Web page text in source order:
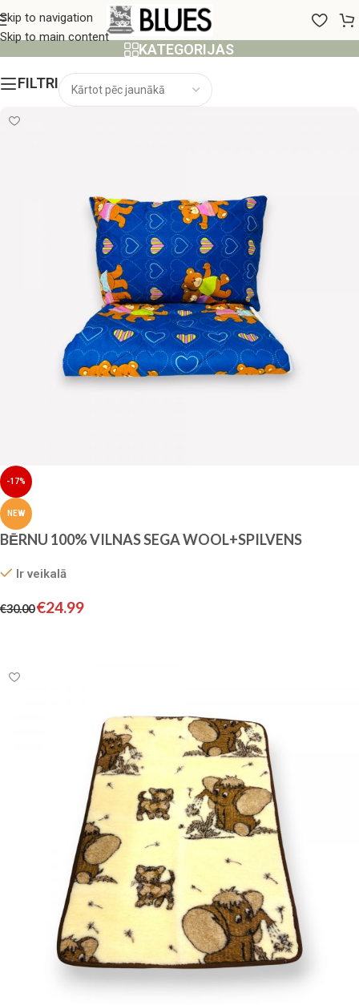
Skip to navigation
Skip to main content100x140 cm
KATEGORIJAS
FILTRI
-17%
NEW
BĒRNU 100% VILNAS SEGA WOOL+SPILVENS
Ir veikalā
€30.00€24.99